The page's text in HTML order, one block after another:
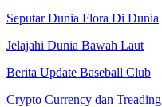
Seputar Dunia Flora Di Dunia
Jelajahi Dunia Bawah Laut
Berita Update Baseball Club
Crypto Currency dan Treading